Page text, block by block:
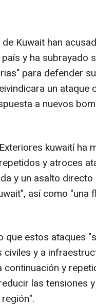
Kuwait han
y ha subrayado
para defender
un
a nuevos
kuwaití ha
y atroces
y un asalto
así como "una
que estos ataques
y a
continuación y
las tensiones